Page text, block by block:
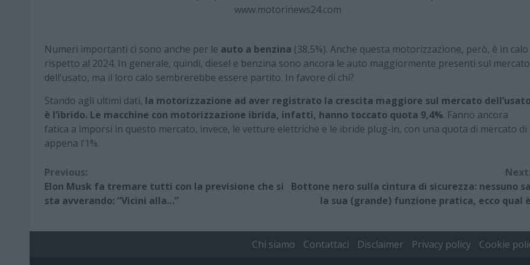
www.motorinews24.com
Numeri importanti ci sono anche per le auto a benzina (38,5%). Anche questa motorizzazione, però, è in calo
rispetto al 2024. In generale, quindi, diesel e benzina sono ancora le auto maggiormente presenti sul mercato
dell’usato, ma il loro calo sembrerebbe essere partito. In favore di chi?
Stando agli ultimi dati, la motorizzazione ad aver registrato la crescita maggiore sul mercato dell’usato
è l’ibrido. Le macchine con motorizzazione ibrida, infatti, hanno toccato quota 9,4%. Fanno ancora
fatica a imporsi in questo mercato, invece, le vetture elettriche e le ibride plug-in, con una quota di mercato di
appena l’1%.
Continue
Reading
Previous:
Elon Musk fa tremare tutti con la previsione che si
sta avverando: “Vicini alla…”
Next:
Bottone nero sulla cintura di sicurezza: nessuno sa
la sua (grande) funzione pratica, ecco qual è
Chi siamo Contattaci Disclaimer Privacy policy
Cookie